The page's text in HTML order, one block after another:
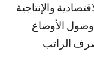
والإنتاجية
الأوضاع
الراتب